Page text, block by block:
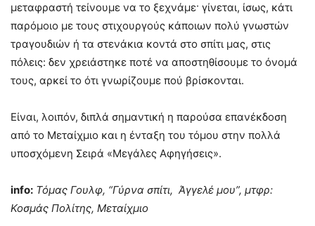
μεταφραστή τείνουμε να το ξεχνάμε· γίνεται, ίσως, κάτι
παρόμοιο με τους στιχουργούς κάποιων πολύ γνωστών
τραγουδιών ή τα στενάκια κοντά στο σπίτι μας, στις
πόλεις: δεν χρειάστηκε ποτέ να αποστηθίσουμε το όνομά
τους, αρκεί το ότι γνωρίζουμε πού βρίσκονται.
Είναι, λοιπόν, διπλά σημαντική η παρούσα επανέκδοση
από το Μεταίχμιο και η ένταξη του τόμου στην πολλά
υποσχόμενη Σειρά «Μεγάλες Αφηγήσεις».
info: Τόμας Γουλφ, “Γύρνα σπίτι, Άγγελέ μου”, μτφρ:
Κοσμάς Πολίτης, Μεταίχμιο